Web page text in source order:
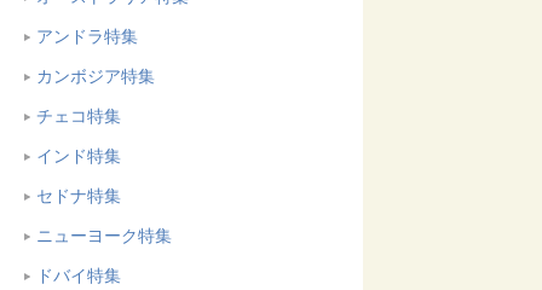
アンドラ特集
カンボジア特集
チェコ特集
インド特集
セドナ特集
ニューヨーク特集
ドバイ特集